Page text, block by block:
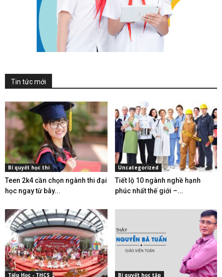
Tin tức mới
Bí quyết học thi
Teen 2k4 cần chọn ngành thi đại
học ngay từ bây...
Uncategorized
Tiết lộ 10 ngành nghề hạnh
phúc nhất thế giới –...
Tiểu Học - THCS Bí quyết học tập